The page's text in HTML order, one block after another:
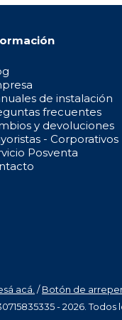
de instalación
frecuentes
y devoluciones
- Corporativos
Posventa
acá. / Botón de
- 2026.